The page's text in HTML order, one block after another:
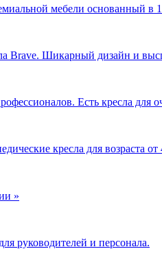
мебели основанный в
Brave. Шикарный дизайн и
Есть кресла
кресла для возраста от
»
руководителей и персонала.